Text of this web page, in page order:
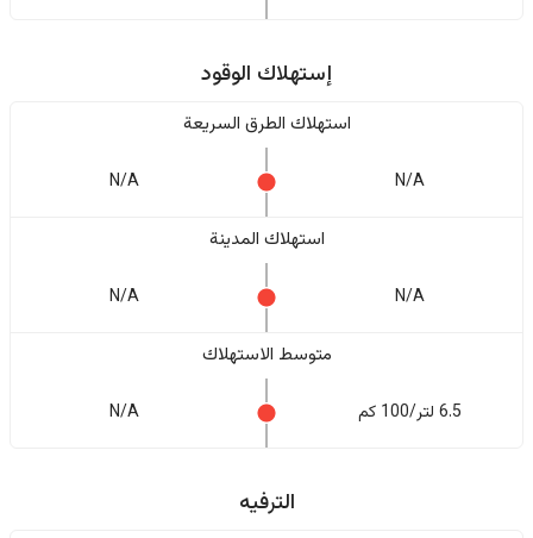
إستهلاك الوقود
استهلاك الطرق السريعة
N/A
N/A
استهلاك المدينة
N/A
N/A
متوسط الاستهلاك
6.5 لتر/100 كم N/A
الترفيه